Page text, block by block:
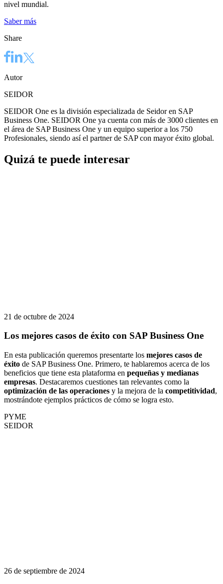
nivel mundial.
Saber más
Share
Autor
SEIDOR
SEIDOR One es la división especializada de Seidor en SAP
Business One. SEIDOR One ya cuenta con más de 3000 clientes en
el área de SAP Business One y un equipo superior a los 750
Profesionales, siendo así el partner de SAP con mayor éxito global.
Quizá te puede interesar
21 de octubre de 2024
Los mejores casos de éxito con SAP Business One
En esta publicación queremos presentarte los mejores casos de
éxito de SAP Business One. Primero, te hablaremos acerca de los
beneficios que tiene esta plataforma en pequeñas y medianas
empresas. Destacaremos cuestiones tan relevantes como la
optimización de las operaciones y la mejora de la competitividad,
mostrándote ejemplos prácticos de cómo se logra esto.
PYME
SEIDOR
26 de septiembre de 2024